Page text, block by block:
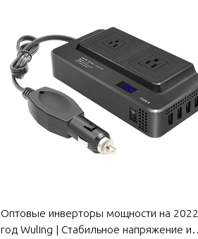
Оптовые инверторы мощности на 2022
год Wuling | Стабильное напряжение и